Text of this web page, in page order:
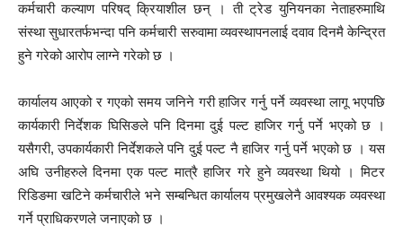
कर्मचारी कल्याण परिषद् क्रियाशील छन् । ती ट्रेड युनियनका नेताहरुमाथि
संस्था सुधारतर्फभन्दा पनि कर्मचारी सरुवामा व्यवस्थापनलाई दवाव दिनमै केन्द्रित
हुने गरेको आरोप लाग्ने गरेको छ ।
कार्यालय आएको र गएको समय जनिने गरी हाजिर गर्नु पर्ने व्यवस्था लागू भएपछि
कार्यकारी निर्देशक घिसिङले पनि दिनमा दुई पल्ट हाजिर गर्नु पर्ने भएको छ ।
यसैगरी, उपकार्यकारी निर्देशकले पनि दुई पल्ट नै हाजिर गर्नु पर्ने भएको छ । यस
अघि उनीहरुले दिनमा एक पल्ट मात्रै हाजिर गरे हुने व्यवस्था थियो । मिटर
रिडिङमा खटिने कर्मचारीले भने सम्बन्धित कार्यालय प्रमुखलेनै आवश्यक व्यवस्था
गर्ने प्राधिकरणले जनाएको छ ।